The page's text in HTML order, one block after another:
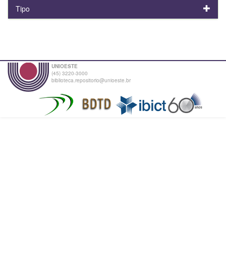
Tipo
UNIOESTE
(45) 3220-3000
biblioteca.repositorio@unioeste.br